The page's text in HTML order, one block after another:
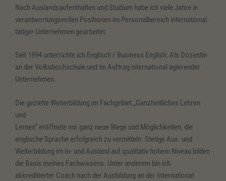
Nach Auslandsaufenthalten und Studium habe ich viele Jahre in
verantwortungsvollen Positionen im Personalbereich international
tätiger Unternehmen gearbeitet.
Seit 1994 unterrichte ich Englisch / Business English: Als Dozentin
an der Volkshochschule und im Auftrag international agierender
Unternehmen.
Die gezielte Weiterbildung im Fachgebiet „Ganzheitliches Lehren
und
Lernen“ eröffnete mir ganz neue Wege und Möglichkeiten, die
englische Sprache erfolgreich zu vermitteln. Stetige Aus- und
Weiterbildung im In- und Ausland auf qualitativ hohem Niveau bilden
die Basis meines Fachwissens. Unter anderem bin ich
akkreditierter Coach nach der Ausbildung an der International